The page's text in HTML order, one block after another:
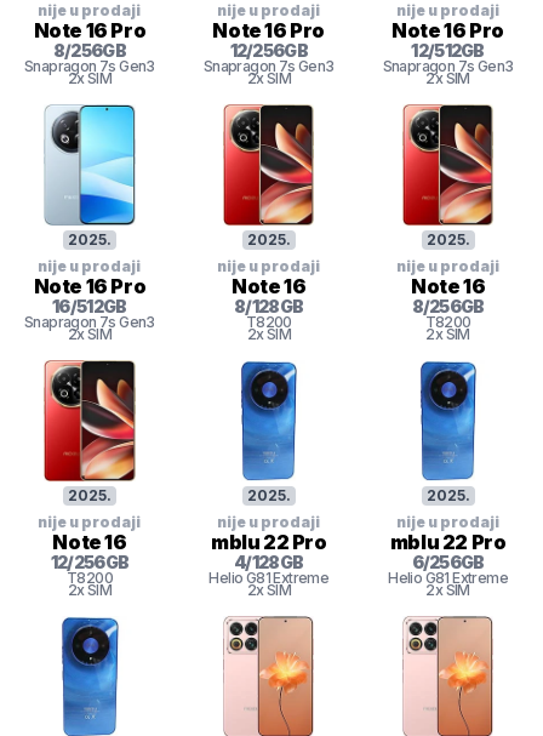
nije u prodaji
Note 16 Pro
8/256GB
Snapragon 7s Gen3
2x SIM
nije u prodaji
Note 16 Pro
12/256GB
Snapragon 7s Gen3
2x SIM
nije u prodaji
Note 16 Pro
12/512GB
Snapragon 7s Gen3
2x SIM
2025.
nije u prodaji
Note 16 Pro
16/512GB
Snapragon 7s Gen3
2x SIM
2025.
nije u prodaji
Note 16
8/128GB
T8200
2x SIM
2025.
nije u prodaji
Note 16
8/256GB
T8200
2x SIM
2025.
nije u prodaji
Note 16
12/256GB
T8200
2x SIM
2025.
nije u prodaji
mblu 22 Pro
4/128GB
Helio G81 Extreme
2x SIM
2025.
nije u prodaji
mblu 22 Pro
6/256GB
Helio G81 Extreme
2x SIM